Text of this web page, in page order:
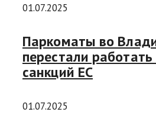
01.07.2025
Паркоматы во
перестали работать
санкций ЕС
01.07.2025